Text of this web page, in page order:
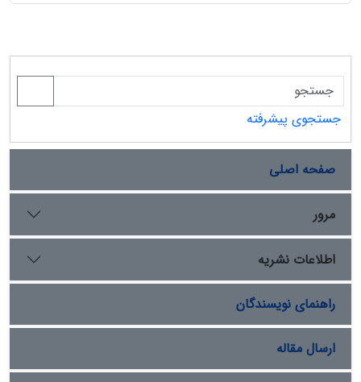
جستجوی پیشرفته
صفحه اصلی
مرور
اطلاعات نشریه
راهنمای نویسندگان
ارسال مقاله